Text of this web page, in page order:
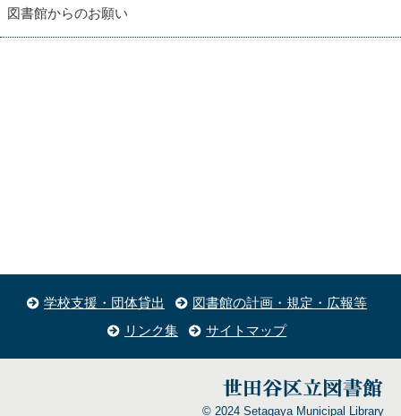
図書館からのお願い
学校支援・団体貸出
図書館の計画・規定・広報等
リンク集
サイトマップ
© 2024 Setagaya Municipal Library